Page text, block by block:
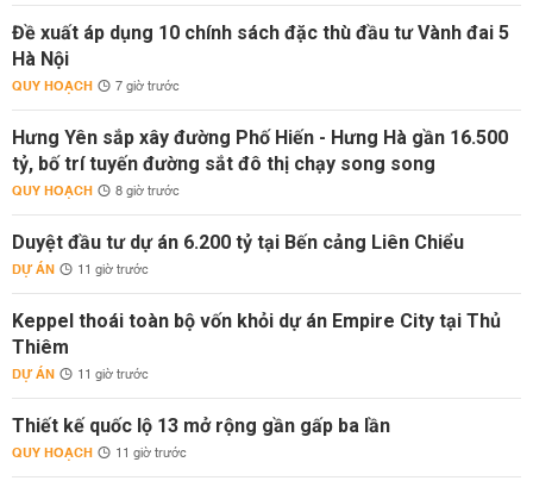
Đề xuất áp dụng 10 chính sách đặc thù đầu tư Vành đai 5
Hà Nội
QUY HOẠCH 7 giờ trước
Hưng Yên sắp xây đường Phố Hiến - Hưng Hà gần 16.500
tỷ, bố trí tuyến đường sắt đô thị chạy song song
QUY HOẠCH 8 giờ trước
Duyệt đầu tư dự án 6.200 tỷ tại Bến cảng Liên Chiểu
DỰ ÁN 11 giờ trước
Keppel thoái toàn bộ vốn khỏi dự án Empire City tại Thủ
Thiêm
DỰ ÁN 11 giờ trước
Thiết kế quốc lộ 13 mở rộng gần gấp ba lần
QUY HOẠCH 11 giờ trước